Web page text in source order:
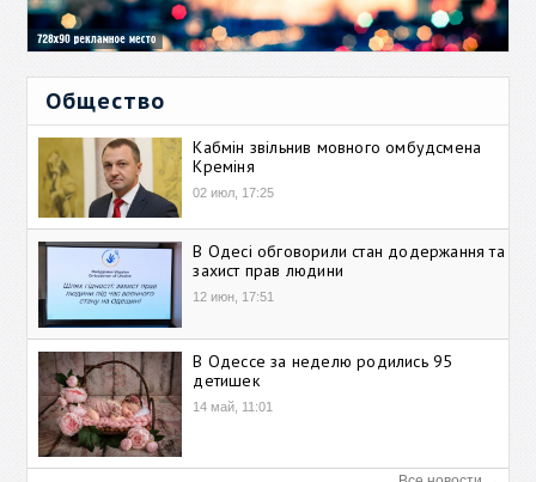
Общество
Кабмін звільнив мовного омбудсмена
Креміня
02 июл, 17:25
В Одесі обговорили стан додержання та
захист прав людини
12 июн, 17:51
В Одессе за неделю родились 95
детишек
14 май, 11:01